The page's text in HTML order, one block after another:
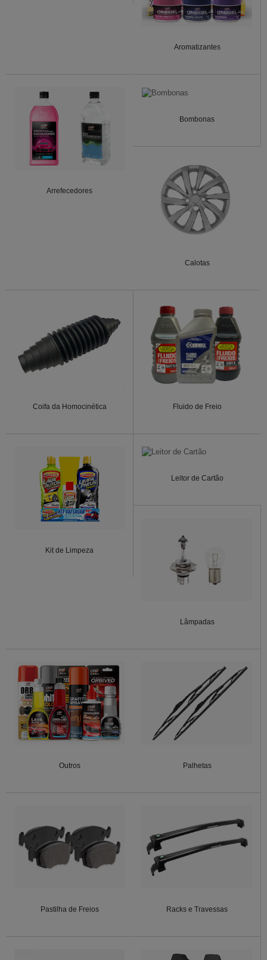
Aromatizantes
Arrefecedores
Bombonas
Calotas
Coifa da Homocinética Fluido de Freio
Kit de Limpeza
Leitor de Cartão
Lâmpadas
Outros Palhetas
Pastilha de Freios Racks e Travessas